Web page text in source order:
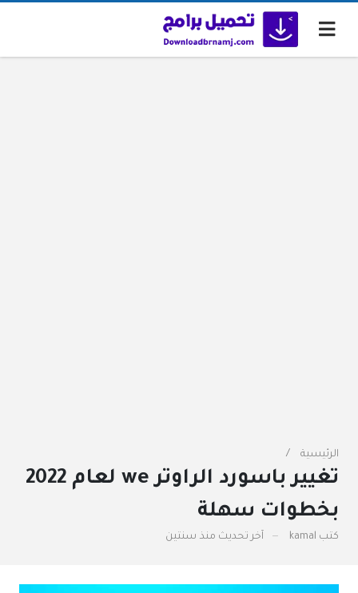
الرئيسية
تغيير باسورد الراوتر we لعام 2022
بخطوات سهلة
كتب kamal آخر تحديث منذ سنتين